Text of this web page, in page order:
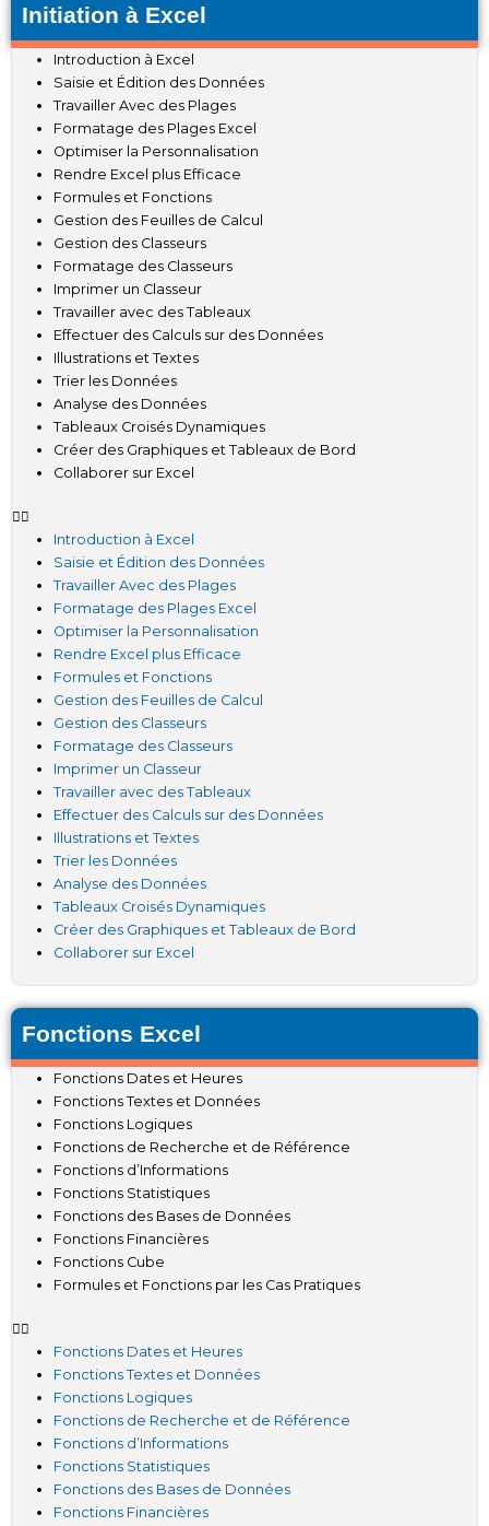
Initiation à Excel
Introduction à Excel
Saisie et Édition des Données
Travailler Avec des Plages
Formatage des Plages Excel
Optimiser la Personnalisation
Rendre Excel plus Efficace
Formules et Fonctions
Gestion des Feuilles de Calcul
Gestion des Classeurs
Formatage des Classeurs
Imprimer un Classeur
Travailler avec des Tableaux
Effectuer des Calculs sur des Données
Illustrations et Textes
Trier les Données
Analyse des Données
Tableaux Croisés Dynamiques
Créer des Graphiques et Tableaux de Bord
Collaborer sur Excel
Introduction à Excel
Saisie et Édition des Données
Travailler Avec des Plages
Formatage des Plages Excel
Optimiser la Personnalisation
Rendre Excel plus Efficace
Formules et Fonctions
Gestion des Feuilles de Calcul
Gestion des Classeurs
Formatage des Classeurs
Imprimer un Classeur
Travailler avec des Tableaux
Effectuer des Calculs sur des Données
Illustrations et Textes
Trier les Données
Analyse des Données
Tableaux Croisés Dynamiques
Créer des Graphiques et Tableaux de Bord
Collaborer sur Excel
Fonctions Excel
Fonctions Dates et Heures
Fonctions Textes et Données
Fonctions Logiques
Fonctions de Recherche et de Référence
Fonctions d’Informations
Fonctions Statistiques
Fonctions des Bases de Données
Fonctions Financières
Fonctions Cube
Formules et Fonctions par les Cas Pratiques
Fonctions Dates et Heures
Fonctions Textes et Données
Fonctions Logiques
Fonctions de Recherche et de Référence
Fonctions d’Informations
Fonctions Statistiques
Fonctions des Bases de Données
Fonctions Financières